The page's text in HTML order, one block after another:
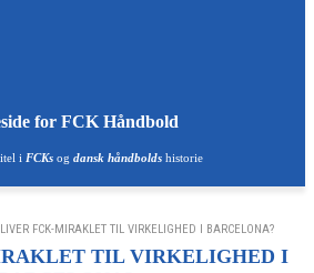
for FCK Håndbold
i FCKsog dansk håndboldshistorie
FCK-MIRAKLET TIL VIRKELIGHED I BARCELONA?
TIL VIRKELIGHED I